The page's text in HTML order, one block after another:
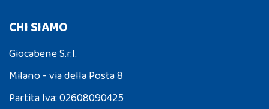
CHI SIAMO
Giocabene S.r.l.
Milano - via della Posta 8
Partita Iva: 02608090425